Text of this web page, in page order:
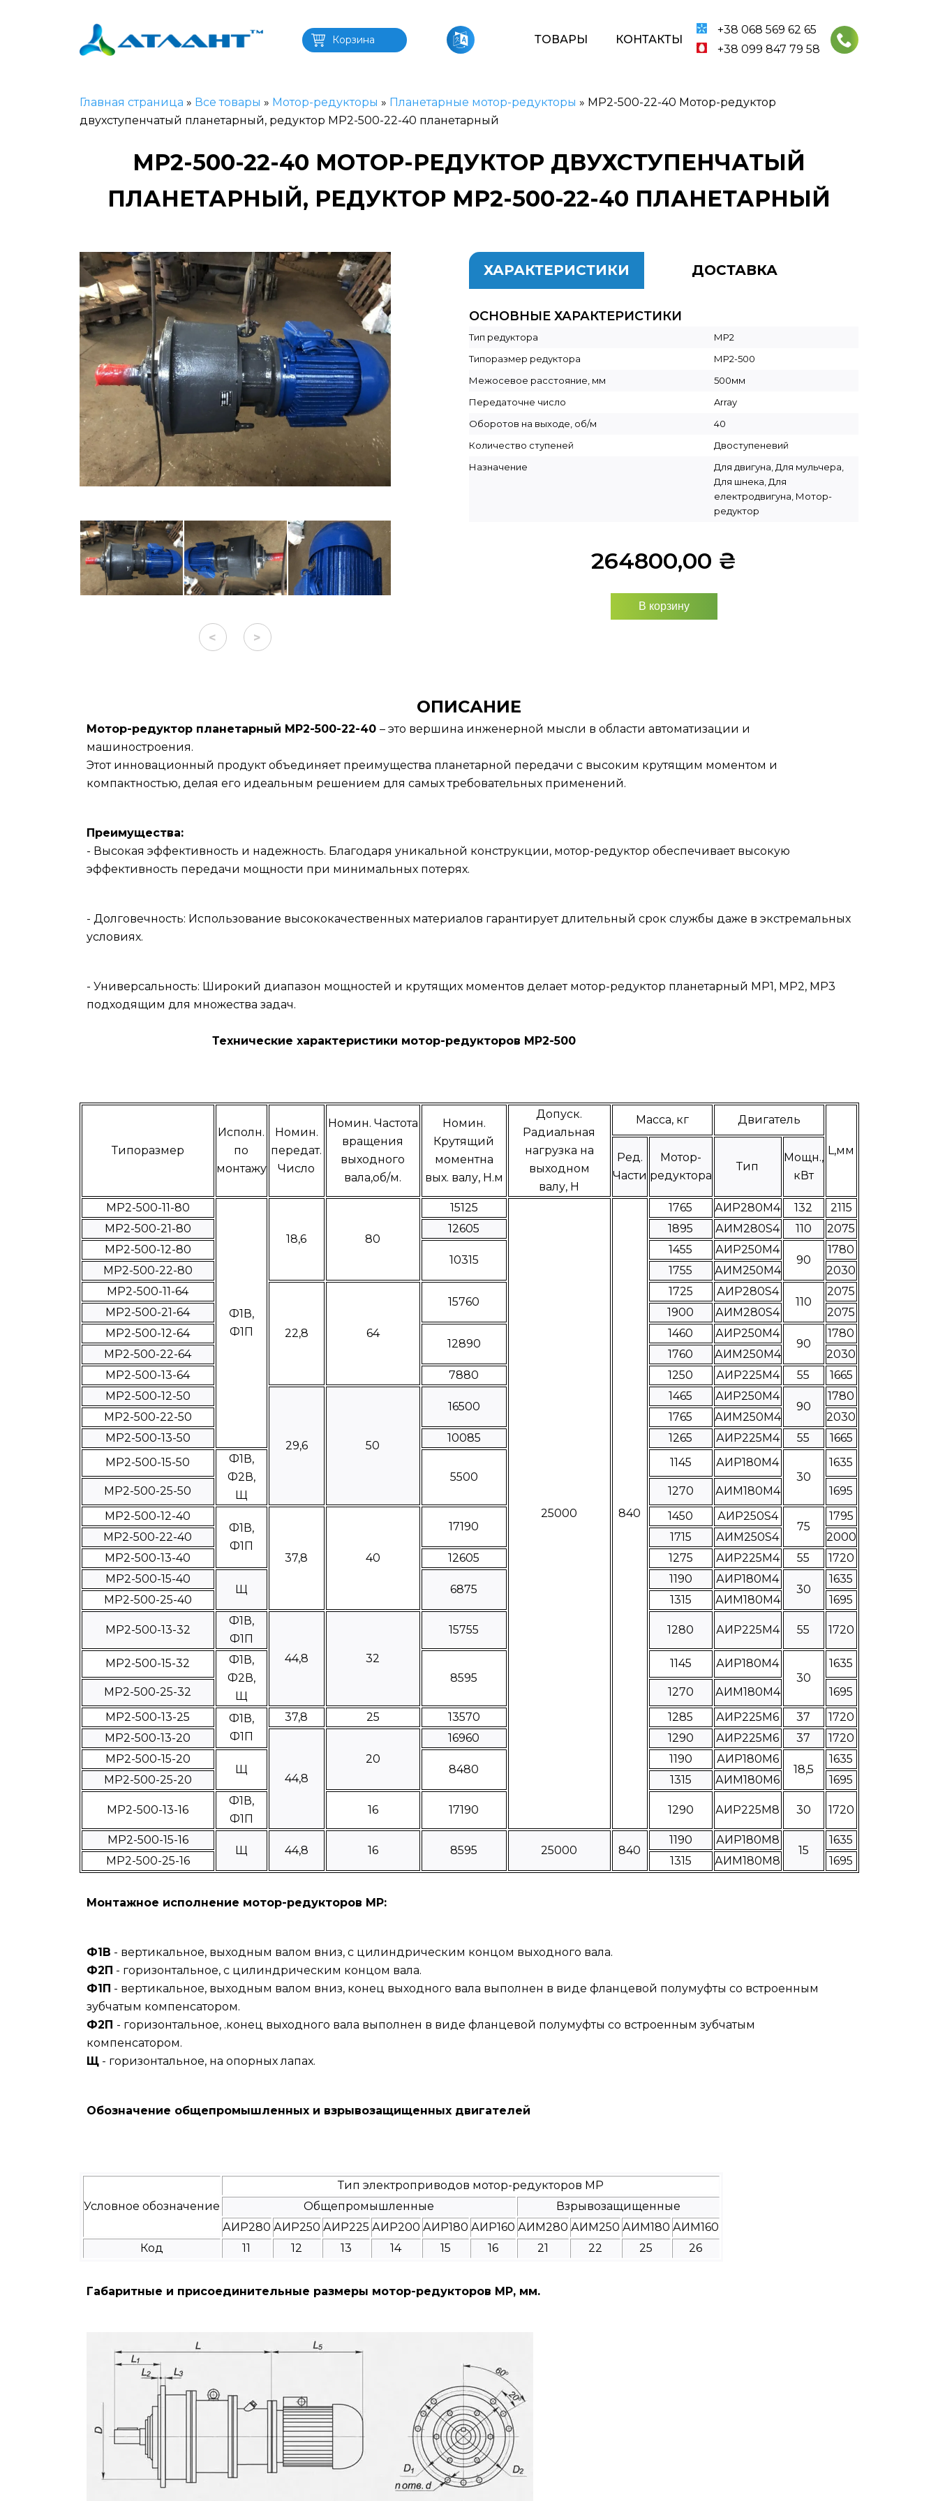
Корзина ТОВАРЫ КОНТАКТЫ
+38 068 569 62 65
+38 099 847 79 58
Главная страница » Все товары » Мотор-редукторы » Планетарные мотор-редукторы » MP2-500-22-40 Мотор-редуктор
двухступенчатый планетарный, редуктор MP2-500-22-40 планетарный
MP2-500-22-40 МОТОР-РЕДУКТОР ДВУХСТУПЕНЧАТЫЙ
ПЛАНЕТАРНЫЙ, РЕДУКТОР MP2-500-22-40 ПЛАНЕТАРНЫЙ
< >
ХАРАКТЕРИСТИКИ ДОСТАВКА
ОСНОВНЫЕ ХАРАКТЕРИСТИКИ
Тип редуктора
МР2
Типоразмер редуктора
МР2-500
Межосевое расстояние, мм
500мм
Передаточне число
Array
Оборотов на выходе, об/м
40
Количество ступеней
Двоступеневий
Назначение
Для двигуна, Для мульчера,
Для шнека, Для
електродвигуна, Мотор-
редуктор
264800,00 ₴
В корзину
ОПИСАНИЕ
Мотор-редуктор планетарный МР2-500-22-40 – это вершина инженерной мысли в области автоматизации и
машиностроения.
Этот инновационный продукт объединяет преимущества планетарной передачи с высоким крутящим моментом и
компактностью, делая его идеальным решением для самых требовательных применений.
Преимущества:
- Высокая эффективность и надежность. Благодаря уникальной конструкции, мотор-редуктор обеспечивает высокую
эффективность передачи мощности при минимальных потерях.
- Долговечность: Использование высококачественных материалов гарантирует длительный срок службы даже в экстремальных
условиях.
- Универсальность: Широкий диапазон мощностей и крутящих моментов делает мотор-редуктор планетарный МР1, МР2, МР3
подходящим для множества задач.
Технические характеристики мотор-редукторов МР2-500
Типоразмер
Исполн.
по
монтажу
Номин.
передат.
Число
Номин. Частота
вращения
выходного
вала,об/м.
Номин.
Крутящий
моментна
вых. валу, Н.м
Допуск.
Радиальная
нагрузка на
выходном
валу, Н
Масса, кг Двигатель
L,мм
Ред.
Части
Мотор-
редуктора
Тип
Мощн.,
кВт
МР2-500-11-80
Ф1В,
Ф1П
18,6 80
15125
25000 840
1765 АИР280М4 132
2115
МР2-500-21-80
12605 1895 АИМ280S4 110
2075
МР2-500-12-80
10315
1455 АИР250М4
90
1780
МР2-500-22-80
1755 АИМ250М4
2030
МР2-500-11-64
22,8 64
15760
1725 АИР280S4
110
2075
МР2-500-21-64
1900 АИМ280S4
2075
МР2-500-12-64
12890
1460 АИР250М4
90
1780
МР2-500-22-64
1760 АИМ250М4
2030
МР2-500-13-64
7880 1250 АИР225М4 55
1665
МР2-500-12-50
29,6 50
16500
1465 АИР250М4
90
1780
МР2-500-22-50
1765 АИМ250М4
2030
МР2-500-13-50
10085 1265 АИР225М4 55
1665
МР2-500-15-50
Ф1В,
Ф2В,
Щ
5500
1145
АИР180М4
30
1635
МР2-500-25-50 1270 АИМ180М4
1695
МР2-500-12-40
Ф1В,
Ф1П
37,8
40
17190
1450 АИР250S4
75
1795
MP2-500-22-40
1715 АИМ250S4
2000
МР2-500-13-40
12605 1275 АИР225М4 55
1720
МР2-500-15-40
Щ 6875
1190 АИР180М4
30
1635
МР2-500-25-40
1315 АИМ180М4 1695
МР2-500-13-32
Ф1В,
Ф1П
44,8
32
15755 1280 АИР225М4 55 1720
МР2-500-15-32
Ф1В,
Ф2В,
Щ
8595
1145
АИР180М4
30
1635
МР2-500-25-32 1270 АИМ180М4
1695
МР2-500-13-25
Ф1В,
Ф1П
37,8 25 13570 1285 АИР225М6 37
1720
МР2-500-13-20
44,8
20
16960 1290 АИР225М6 37
1720
МР2-500-15-20
Щ 8480
1190 АИР180М6
18,5
1635
МР2-500-25-20
1315 АИМ180М6 1695
МР2-500-13-16
Ф1В,
Ф1П
16 17190 1290 АИР225М8 30 1720
МР2-500-15-16
Щ 44,8 16 8595 25000 840
1190 АИР180М8
15
1635
МР2-500-25-16
1315 АИМ180М8 1695
Монтажное исполнение мотор-редукторов МР:
Ф1В - вертикальное, выходным валом вниз, с цилиндрическим концом выходного вала.
Ф2П - горизонтальное, с цилиндрическим концом вала.
Ф1П - вертикальное, выходным валом вниз, конец выходного вала выполнен в виде фланцевой полумуфты со встроенным
зубчатым компенсатором.
Ф2П - горизонтальное, .конец выходного вала выполнен в виде фланцевой полумуфты со встроенным зубчатым
компенсатором.
Щ- горизонтальное, на опорных лапах.
Обозначение общепромышленных и взрывозащищенных двигателей
Условное обозначение
Тип электроприводов мотор-редукторов МР
Общепромышленные
Взрывозащищенные
АИР280 АИР250 АИР225 АИР200 АИР180 АИР160 АИМ280 АИМ250 АИМ180 АИМ160
Код
11 12 13 14 15 16 21 22 25 26
Габаритные и присоединительные размеры мотор-редукторов МР, мм.